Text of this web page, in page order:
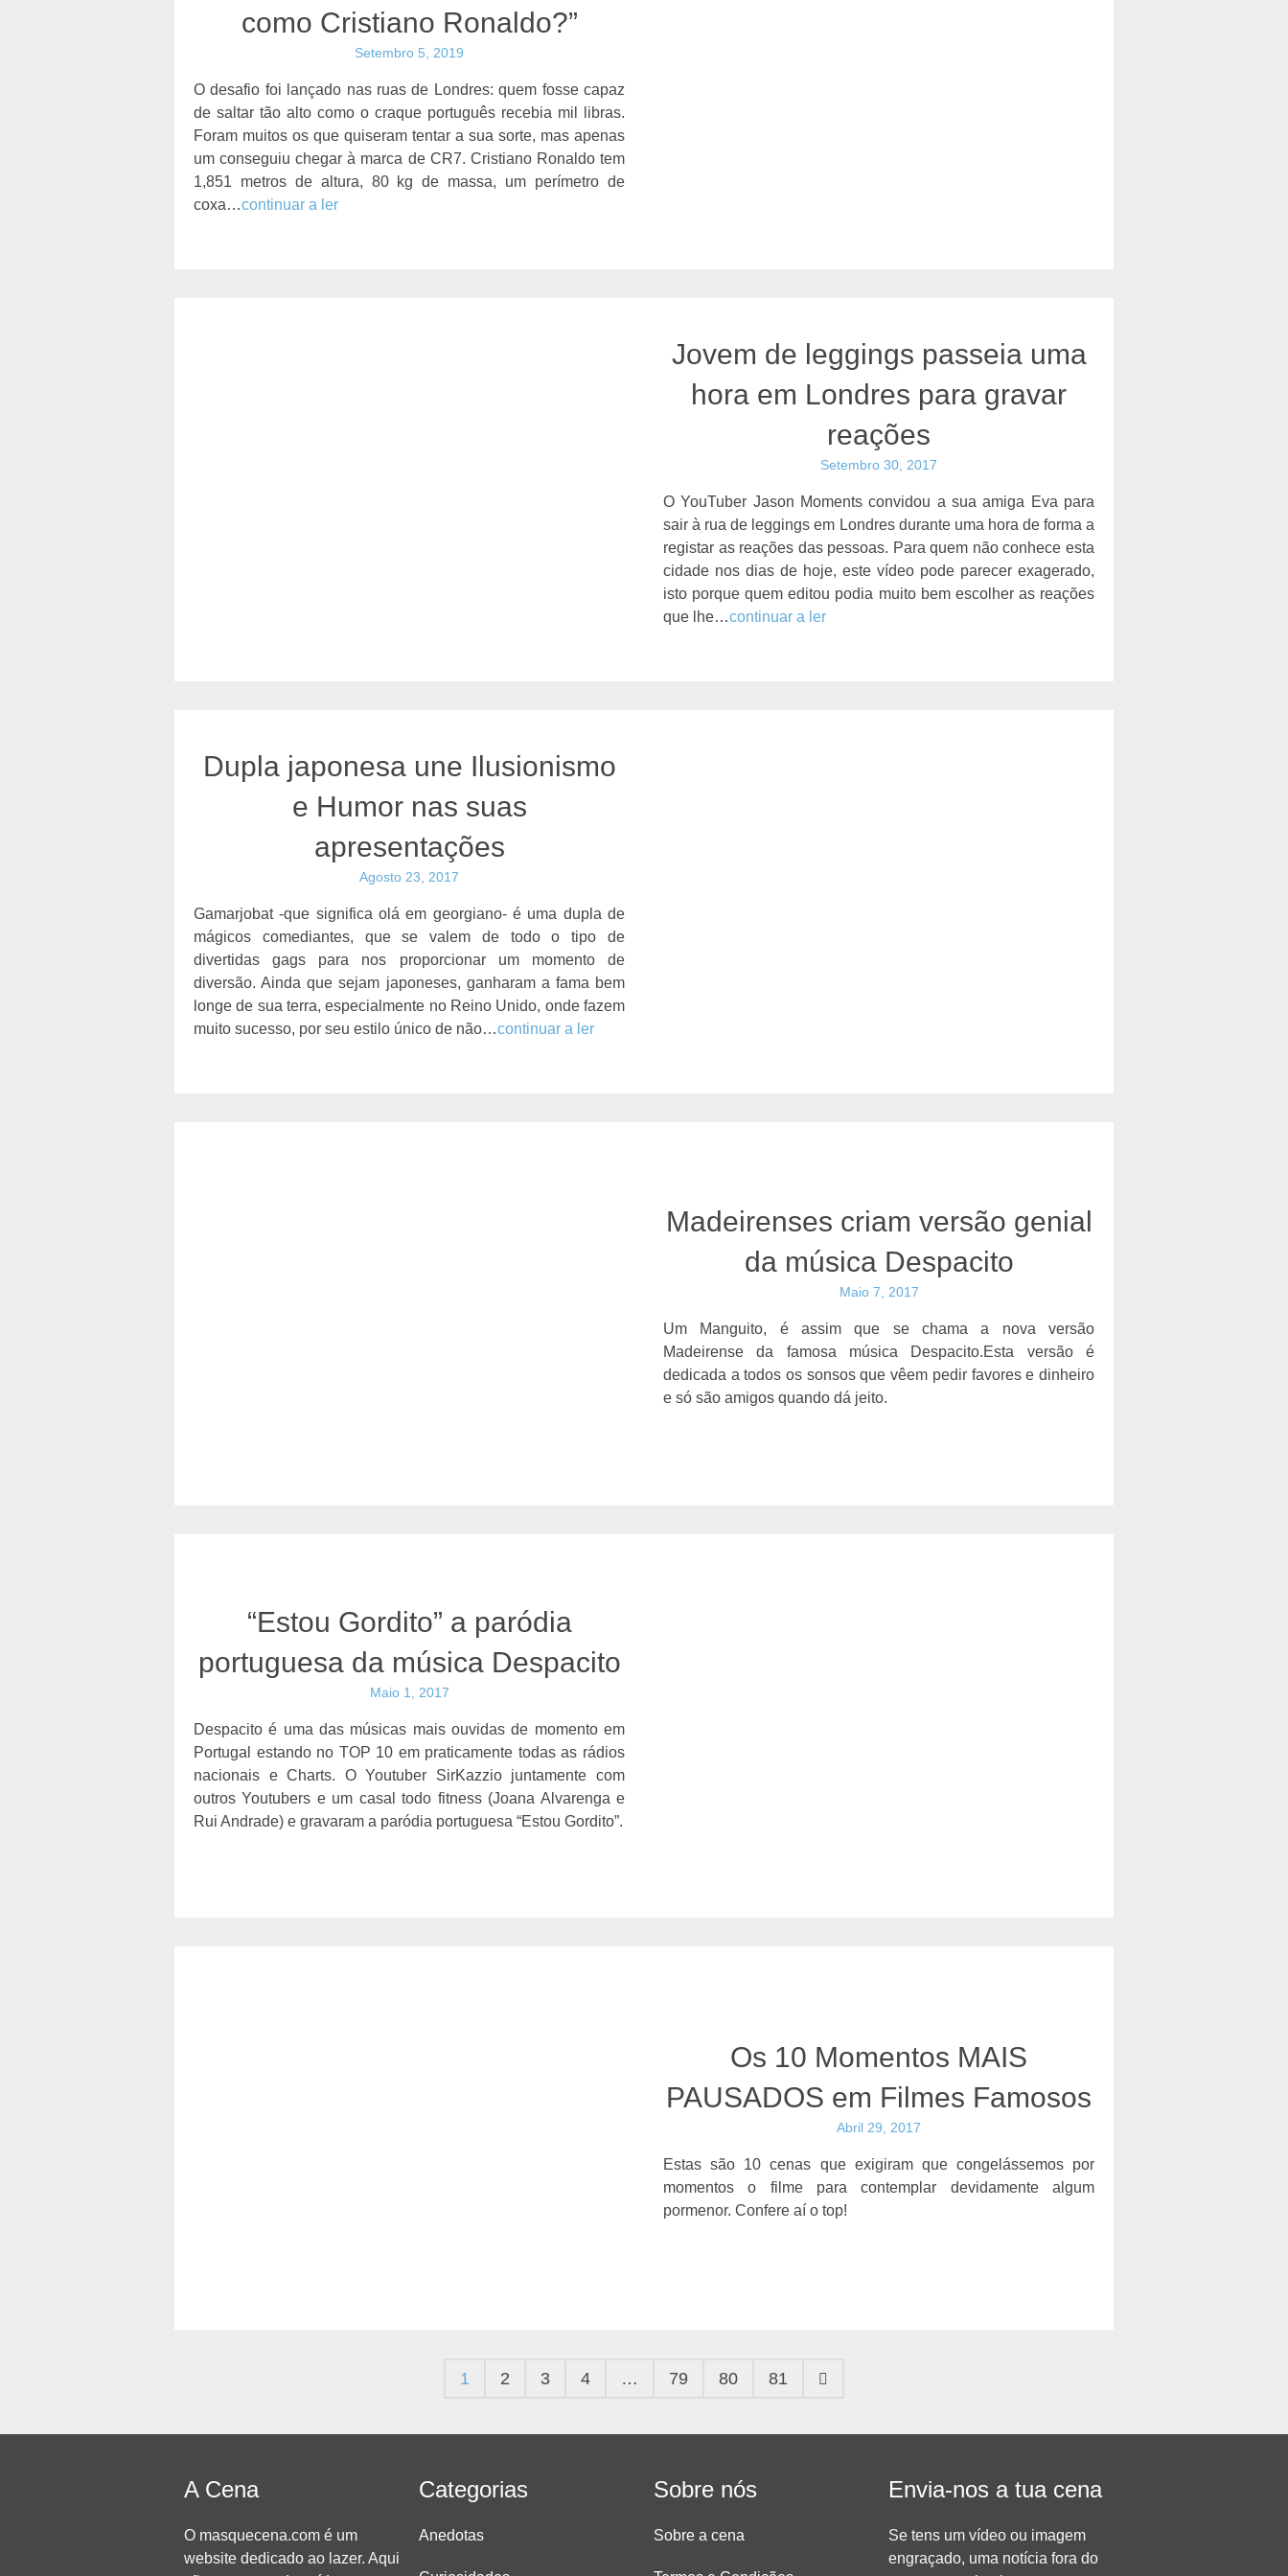
como Cristiano Ronaldo?”
Setembro 5, 2019
O desafio foi lançado nas ruas de Londres: quem fosse capaz
de saltar tão alto como o craque português recebia mil libras.
Foram muitos os que quiseram tentar a sua sorte, mas apenas
um conseguiu chegar à marca de CR7. Cristiano Ronaldo tem
1,851 metros de altura, 80 kg de massa, um perímetro de
coxa…continuar a ler
Jovem de leggings passeia uma
hora em Londres para gravar
reações
Setembro 30, 2017
O YouTuber Jason Moments convidou a sua amiga Eva para
sair à rua de leggings em Londres durante uma hora de forma a
registar as reações das pessoas. Para quem não conhece esta
cidade nos dias de hoje, este vídeo pode parecer exagerado,
isto porque quem editou podia muito bem escolher as reações
que lhe…continuar a ler
Dupla japonesa une Ilusionismo
e Humor nas suas
apresentações
Agosto 23, 2017
Gamarjobat -que significa olá em georgiano- é uma dupla de
mágicos comediantes, que se valem de todo o tipo de
divertidas gags para nos proporcionar um momento de
diversão. Ainda que sejam japoneses, ganharam a fama bem
longe de sua terra, especialmente no Reino Unido, onde fazem
muito sucesso, por seu estilo único de não…continuar a ler
Madeirenses criam versão genial
da música Despacito
Maio 7, 2017
Um Manguito, é assim que se chama a nova versão
Madeirense da famosa música Despacito.Esta versão é
dedicada a todos os sonsos que vêem pedir favores e dinheiro
e só são amigos quando dá jeito.
“Estou Gordito” a paródia
portuguesa da música Despacito
Maio 1, 2017
Despacito é uma das músicas mais ouvidas de momento em
Portugal estando no TOP 10 em praticamente todas as rádios
nacionais e Charts. O Youtuber SirKazzio juntamente com
outros Youtubers e um casal todo fitness (Joana Alvarenga e
Rui Andrade) e gravaram a paródia portuguesa “Estou Gordito”.
Os 10 Momentos MAIS
PAUSADOS em Filmes Famosos
Abril 29, 2017
Estas são 10 cenas que exigiram que congelássemos por
momentos o filme para contemplar devidamente algum
pormenor. Confere aí o top!
1 2 3 4 … 79 80 81
A Cena
O masquecena.com é um
website dedicado ao lazer. Aqui
Categorias
Anedotas
Sobre nós
Sobre a cena
Envia-nos a tua cena
Se tens um vídeo ou imagem
engraçado, uma notícia fora do